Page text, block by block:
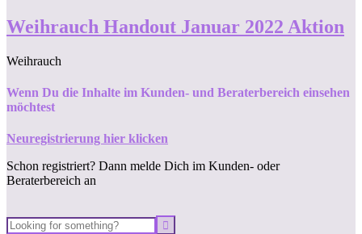
Weihrauch Handout Januar 2022 Aktion
Weihrauch
Wenn Du die Inhalte im Kunden- und Beraterbereich einsehen
möchtest
Neuregistrierung hier klicken
Schon registriert? Dann melde Dich im Kunden- oder
Beraterbereich an